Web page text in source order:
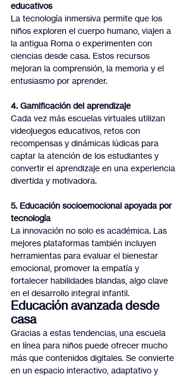
educativos
La tecnología inmersiva permite que los
niños exploren el cuerpo humano, viajen a
la antigua Roma o experimenten con
ciencias desde casa. Estos recursos
mejoran la comprensión, la memoria y el
entusiasmo por aprender.
4. Gamificación del aprendizaje
Cada vez más escuelas virtuales utilizan
videojuegos educativos, retos con
recompensas y dinámicas lúdicas para
captar la atención de los estudiantes y
convertir el aprendizaje en una experiencia
divertida y motivadora.
5. Educación socioemocional apoyada por
tecnología
La innovación no solo es académica. Las
mejores plataformas también incluyen
herramientas para evaluar el bienestar
emocional, promover la empatía y
fortalecer habilidades blandas, algo clave
en el desarrollo integral infantil.
Educación avanzada desde
casa
Gracias a estas tendencias, una escuela
en línea para niños puede ofrecer mucho
más que contenidos digitales. Se convierte
en un espacio interactivo, adaptativo y